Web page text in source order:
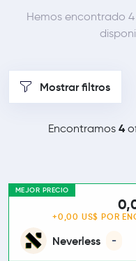
Hemos encontrado
Mostrar filtros
Encontramos 4
MEJOR PRECIO
Neverless -
+0,00 US$ POR